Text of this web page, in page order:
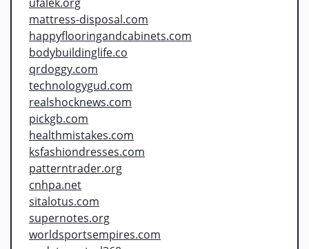
mattress-disposal.com
happyflooringandcabinets.com
bodybuildinglife.co
qrdoggy.com
technologygud.com
realshocknews.com
pickgb.com
healthmistakes.com
ksfashiondresses.com
patterntrader.org
cnhpa.net
sitalotus.com
supernotes.org
worldsportsempires.com